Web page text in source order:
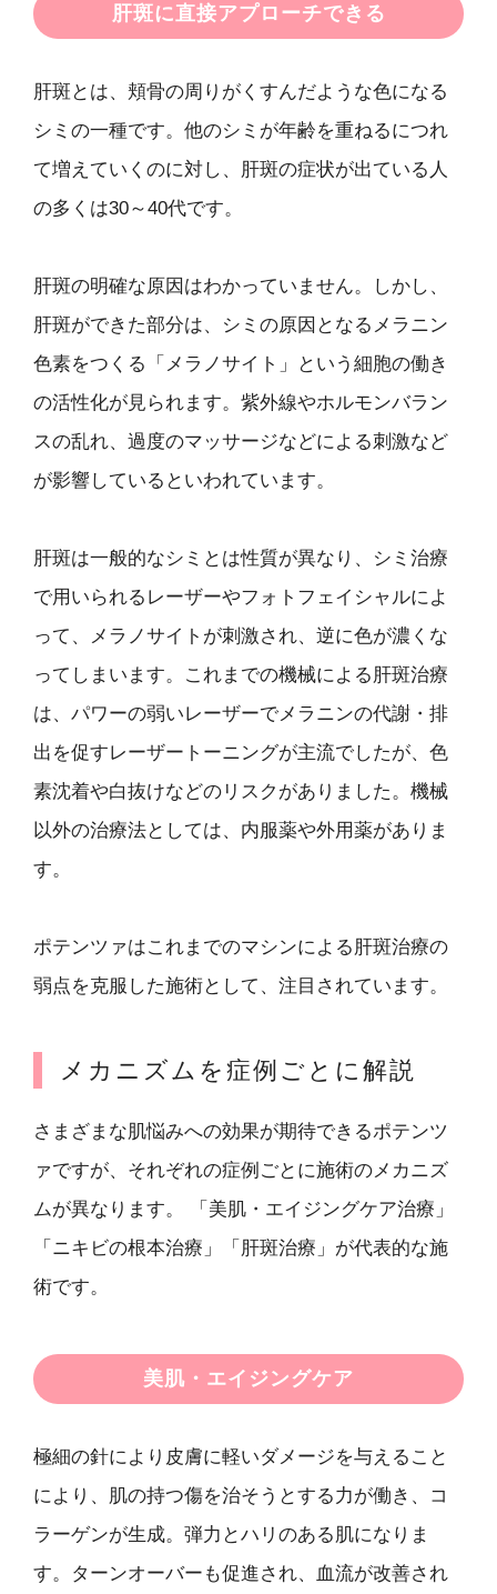
肝斑に直接アプローチできる
肝斑とは、頬骨の周りがくすんだような色になる
シミの一種です。他のシミが年齢を重ねるにつれ
て増えていくのに対し、肝斑の症状が出ている人
の多くは30～40代です。
肝斑の明確な原因はわかっていません。しかし、
肝斑ができた部分は、シミの原因となるメラニン
色素をつくる「メラノサイト」という細胞の働き
の活性化が見られます。紫外線やホルモンバラン
スの乱れ、過度のマッサージなどによる刺激など
が影響しているといわれています。
肝斑は一般的なシミとは性質が異なり、シミ治療
で用いられるレーザーやフォトフェイシャルによ
って、メラノサイトが刺激され、逆に色が濃くな
ってしまいます。これまでの機械による肝斑治療
は、パワーの弱いレーザーでメラニンの代謝・排
出を促すレーザートーニングが主流でしたが、色
素沈着や白抜けなどのリスクがありました。機械
以外の治療法としては、内服薬や外用薬がありま
す。
ポテンツァはこれまでのマシンによる肝斑治療の
弱点を克服した施術として、注目されています。
メカニズムを症例ごとに解説
さまざまな肌悩みへの効果が期待できるポテンツ
ァですが、それぞれの症例ごとに施術のメカニズ
ムが異なります。 「美肌・エイジングケア治療」
「ニキビの根本治療」「肝斑治療」が代表的な施
術です。
美肌・エイジングケア
極細の針により皮膚に軽いダメージを与えること
により、肌の持つ傷を治そうとする力が働き、コ
ラーゲンが生成。弾力とハリのある肌になりま
す。ターンオーバーも促進され、血流が改善され